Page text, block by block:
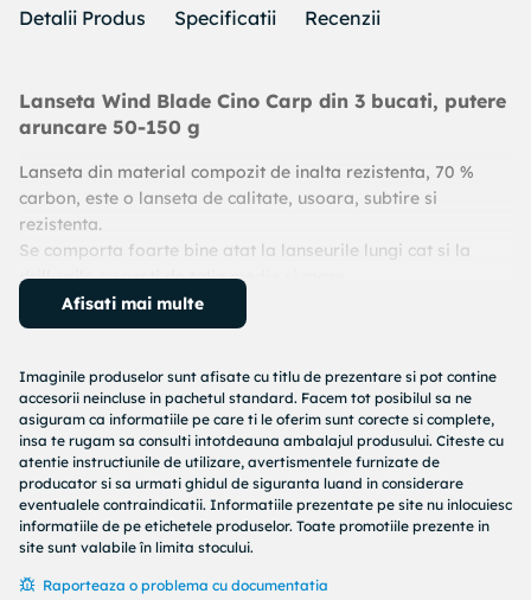
Detalii Produs Specificatii Recenzii
Lanseta Wind Blade Cino Carp din 3 bucati, putere
aruncare 50-150 g
Lanseta din material compozit de inalta rezistenta, 70 %
carbon, este o lanseta de calitate, usoara, subtire si
rezistenta.
Se comporta foarte bine atat la lanseurile lungi cat si la
drill-urile cu pesti de talie medie si mare.
Prinderea mulinetei sa face cu inele metalice rezistente.
Foarte apreciata de catre pescarii experimentati, aceasta
100%, iar raportul calitate/pret este unul extraordinar de
bun.
Descriere:
– carbon compozit (70% carbon),
– inel de plecare de 5 cm,
– actiune 3.75 Lbs
– numar de tronsoane: 3,
– lungime 3.90 m;
Afisati mai multe
Imaginile produselor sunt afisate cu titlu de prezentare si pot contine
accesorii neincluse in pachetul standard. Facem tot posibilul sa ne
asiguram ca informatiile pe care ti le oferim sunt corecte si complete,
insa te rugam sa consulti intotdeauna ambalajul produsului. Citeste cu
atentie instructiunile de utilizare, avertismentele furnizate de
producator si sa urmati ghidul de siguranta luand in considerare
eventualele contraindicatii. Informatiile prezentate pe site nu inlocuiesc
informatiile de pe etichetele produselor. Toate promotiile prezente in
site sunt valabile în limita stocului.
Raporteaza o problema cu documentatia